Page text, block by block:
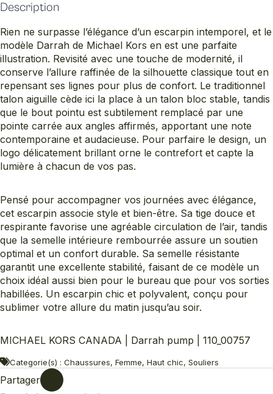
Description
Rien ne surpasse l’élégance d’un escarpin intemporel, et le
modèle Darrah de Michael Kors en est une parfaite
illustration. Revisité avec une touche de modernité, il
conserve l’allure raffinée de la silhouette classique tout en
repensant ses lignes pour plus de confort. Le traditionnel
talon aiguille cède ici la place à un talon bloc stable, tandis
que le bout pointu est subtilement remplacé par une
pointe carrée aux angles affirmés, apportant une note
contemporaine et audacieuse. Pour parfaire le design, un
logo délicatement brillant orne le contrefort et capte la
lumière à chacun de vos pas.
Pensé pour accompagner vos journées avec élégance,
cet escarpin associe style et bien-être. Sa tige douce et
respirante favorise une agréable circulation de l’air, tandis
que la semelle intérieure rembourrée assure un soutien
optimal et un confort durable. Sa semelle résistante
garantit une excellente stabilité, faisant de ce modèle un
choix idéal aussi bien pour le bureau que pour vos sorties
habillées. Un escarpin chic et polyvalent, conçu pour
sublimer votre allure du matin jusqu’au soir.
MICHAEL KORS CANADA | Darrah pump | 110_00757
Categorie(s) : Chaussures, Femme, Haut chic, Souliers
Partager